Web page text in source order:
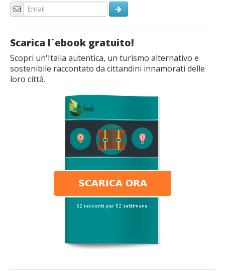
Scarica l´ebook gratuito!
Scopri un'Italia autentica, un turismo alternativo e
sostenibile raccontato da cittandini innamorati delle
loro città.